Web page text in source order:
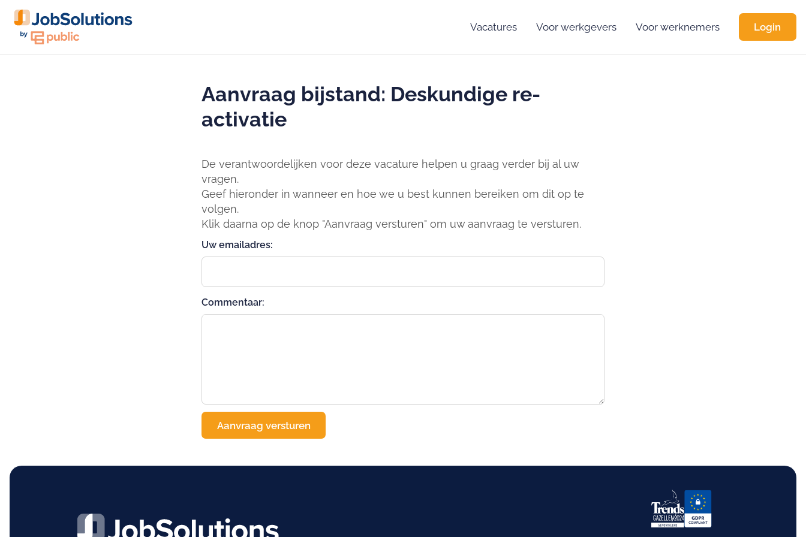
Vacatures Voor werkgevers Voor werknemers Login
Aanvraag bijstand: Deskundige re-
activatie
De verantwoordelijken voor deze vacature helpen u graag verder bij al uw
vragen.
Geef hieronder in wanneer en hoe we u best kunnen bereiken om dit op te
volgen.
Klik daarna op de knop "Aanvraag versturen" om uw aanvraag te versturen.
Uw emailadres:
Commentaar: